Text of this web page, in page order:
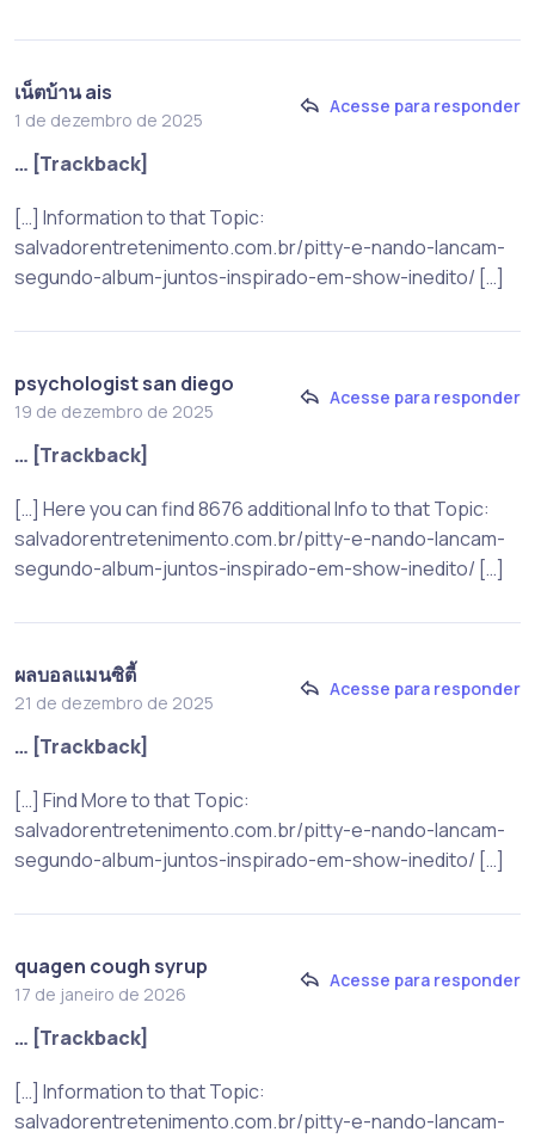
เน็ตบ้าน ais
1 de dezembro de 2025
Acesse para responder
… [Trackback]
[…] Information to that Topic:
salvadorentretenimento.com.br/pitty-e-nando-lancam-
segundo-album-juntos-inspirado-em-show-inedito/ […]
psychologist san diego
19 de dezembro de 2025
Acesse para responder
… [Trackback]
[…] Here you can find 8676 additional Info to that Topic:
salvadorentretenimento.com.br/pitty-e-nando-lancam-
segundo-album-juntos-inspirado-em-show-inedito/ […]
ผลบอลแมนซิตี้
21 de dezembro de 2025
Acesse para responder
… [Trackback]
[…] Find More to that Topic:
salvadorentretenimento.com.br/pitty-e-nando-lancam-
segundo-album-juntos-inspirado-em-show-inedito/ […]
quagen cough syrup
17 de janeiro de 2026
Acesse para responder
… [Trackback]
[…] Information to that Topic:
salvadorentretenimento.com.br/pitty-e-nando-lancam-